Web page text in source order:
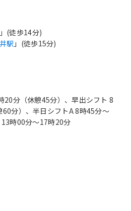
」(徒歩14分)
駅 」(徒歩15分)
20分（休憩45分）、早出シフト 8
分）、半日シフトA 8時45分〜
時00分〜17時20分